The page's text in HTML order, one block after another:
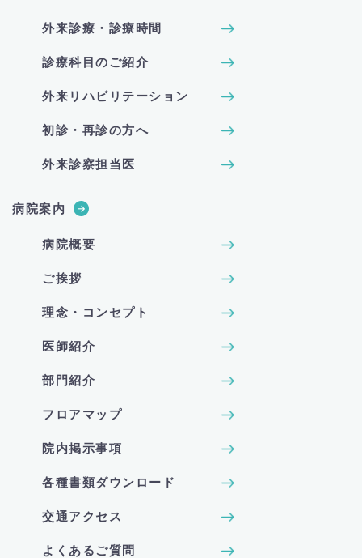
外来診療・診療時間
診療科目のご紹介
外来リハビリテーション
初診・再診の方へ
外来診察担当医
病院案内
病院概要
ご挨拶
理念・コンセプト
医師紹介
部門紹介
フロアマップ
院内掲示事項
各種書類ダウンロード
交通アクセス
よくあるご質問